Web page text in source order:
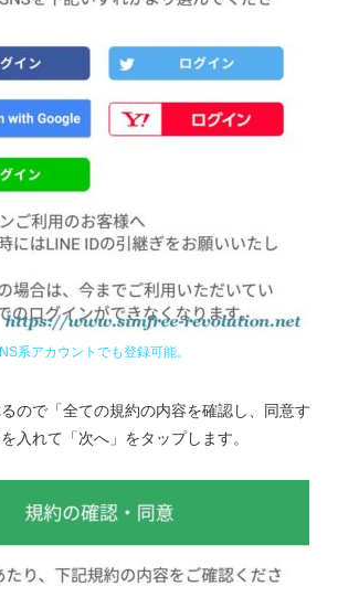
系アカウントでも登録可能。
ので「全ての規約の内容を確認し、同意す
入れて「次へ」をタップします。